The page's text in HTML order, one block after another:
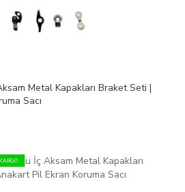
Metal Kapakları Braket Seti |
Sacı